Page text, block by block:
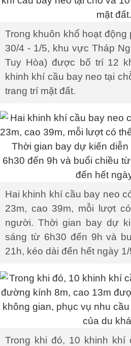
Trong khuôn khổ hoạt động
30/4 - 1/5, khu vực Tháp
Tuy Hòa) được bố trí 12
khinh khí cầu bay neo tại
trang trí mặt đất.
Hai khinh khí cầu bay neo
23m, cao 39m, mỗi lượt
người. Thời gian bay dự
sáng từ 6h30 đến 9h và
21h, kéo dài đến hết ngày 1/
Trong khi đó, 10 khinh khí